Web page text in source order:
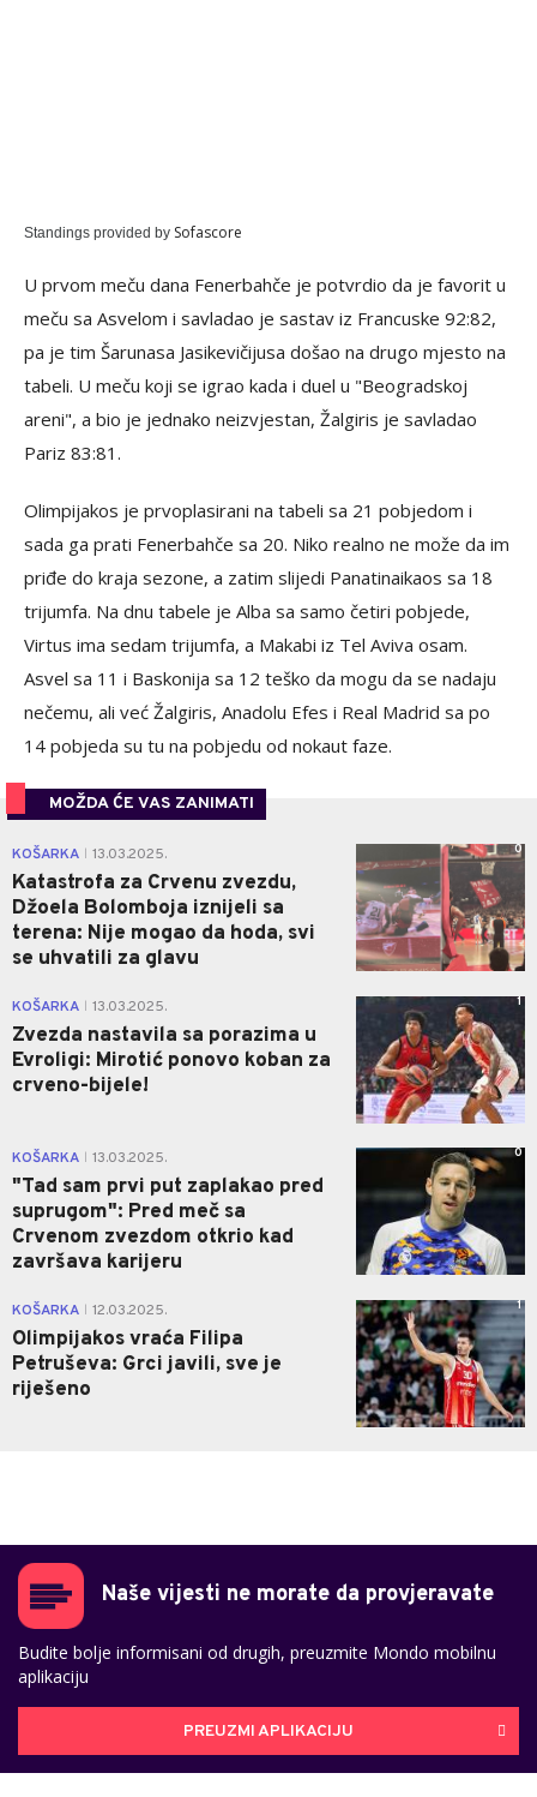
Standings provided by Sofascore
U prvom meču dana Fenerbahče je potvrdio da je favorit u
meču sa Asvelom i savladao je sastav iz Francuske 92:82,
pa je tim Šarunasa Jasikevičijusa došao na drugo mjesto na
tabeli. U meču koji se igrao kada i duel u "Beogradskoj
areni", a bio je jednako neizvjestan, Žalgiris je savladao
Pariz 83:81.
Olimpijakos je prvoplasirani na tabeli sa 21 pobjedom i
sada ga prati Fenerbahče sa 20. Niko realno ne može da im
priđe do kraja sezone, a zatim slijedi Panatinaikaos sa 18
trijumfa. Na dnu tabele je Alba sa samo četiri pobjede,
Virtus ima sedam trijumfa, a Makabi iz Tel Aviva osam.
Asvel sa 11 i Baskonija sa 12 teško da mogu da se nadaju
nečemu, ali već Žalgiris, Anadolu Efes i Real Madrid sa po
14 pobjeda su tu na pobjedu od nokaut faze.
MOŽDA ĆE VAS ZANIMATI
KOŠARKA 13.03.2025.
Katastrofa za Crvenu zvezdu,
Džoela Bolomboja iznijeli sa
terena: Nije mogao da hoda, svi
se uhvatili za glavu
0
KOŠARKA 13.03.2025.
Zvezda nastavila sa porazima u
Evroligi: Mirotić ponovo koban za
crveno-bijele!
1
KOŠARKA 13.03.2025.
"Tad sam prvi put zaplakao pred
suprugom": Pred meč sa
Crvenom zvezdom otkrio kad
završava karijeru
0
KOŠARKA 12.03.2025.
Olimpijakos vraća Filipa
Petruševa: Grci javili, sve je
riješeno
1
Naše vijesti ne morate da provjeravate
Budite bolje informisani od drugih, preuzmite Mondo mobilnu
aplikaciju
PREUZMI APLIKACIJU